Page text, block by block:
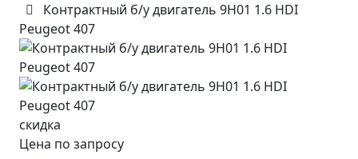
Контрактный б/у двигатель 9H01 1.6 HDI
Peugeot 407
скидка
Цена по запросу